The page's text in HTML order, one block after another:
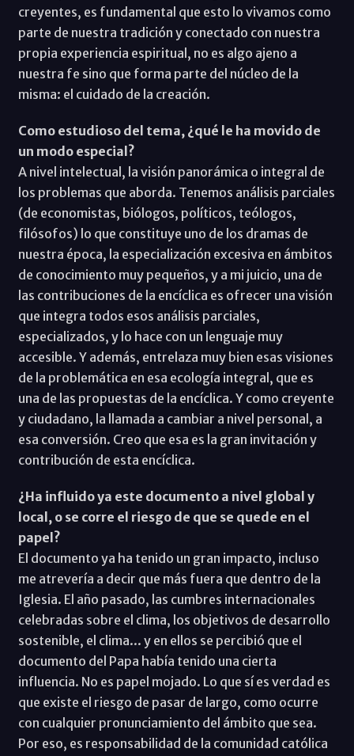
creyentes, es fundamental que esto lo vivamos como
parte de nuestra tradición y conectado con nuestra
propia experiencia espiritual, no es algo ajeno a
nuestra fe sino que forma parte del núcleo de la
misma: el cuidado de la creación.
Como estudioso del tema, ¿qué le ha movido de
un modo especial?
A nivel intelectual, la visión panorámica o integral de
los problemas que aborda. Tenemos análisis parciales
(de economistas, biólogos, políticos, teólogos,
filósofos) lo que constituye uno de los dramas de
nuestra época, la especialización excesiva en ámbitos
de conocimiento muy pequeños, y a mi juicio, una de
las contribuciones de la encíclica es ofrecer una visión
que integra todos esos análisis parciales,
especializados, y lo hace con un lenguaje muy
accesible. Y además, entrelaza muy bien esas visiones
de la problemática en esa ecología integral, que es
una de las propuestas de la encíclica. Y como creyente
y ciudadano, la llamada a cambiar a nivel personal, a
esa conversión. Creo que esa es la gran invitación y
contribución de esta encíclica.
¿Ha influido ya este documento a nivel global y
local, o se corre el riesgo de que se quede en el
papel?
El documento ya ha tenido un gran impacto, incluso
me atrevería a decir que más fuera que dentro de la
Iglesia. El año pasado, las cumbres internacionales
celebradas sobre el clima, los objetivos de desarrollo
sostenible, el clima... y en ellos se percibió que el
documento del Papa había tenido una cierta
influencia. No es papel mojado. Lo que sí es verdad es
que existe el riesgo de pasar de largo, como ocurre
con cualquier pronunciamiento del ámbito que sea.
Por eso, es responsabilidad de la comunidad católica